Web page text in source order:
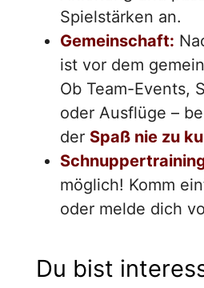
Spielstärken an.
Gemeinschaft:
ist vor dem
Ob Team-Events,
oder Ausflüge –
der Spaß nie zu
möglich! Komm
oder melde dich
Du bist